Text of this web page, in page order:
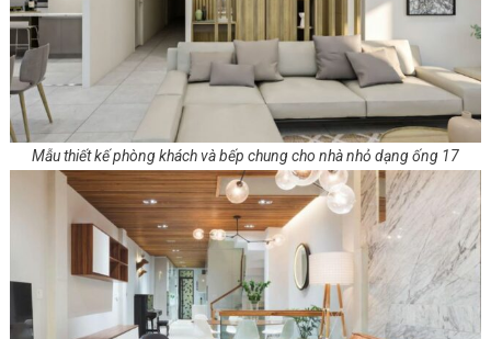
Mẫu thiết kế phòng khách và bếp chung cho nhà nhỏ dạng ống 17